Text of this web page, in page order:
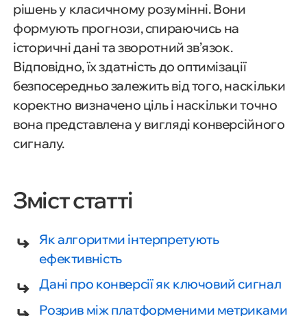
рішень у класичному розумінні. Вони
формують прогнози, спираючись на
історичні дані та зворотний зв’язок.
Відповідно, їх здатність до оптимізації
безпосередньо залежить від того, наскільки
коректно визначено ціль і наскільки точно
вона представлена у вигляді конверсійного
сигналу.
Зміст статті
Як алгоритми інтерпретують
ефективність
Дані про конверсії як ключовий сигнал
Розрив між платформеними метриками